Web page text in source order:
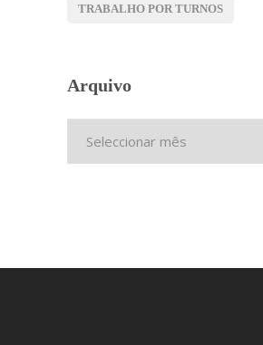
TRABALHO POR TURNOS
Arquivo